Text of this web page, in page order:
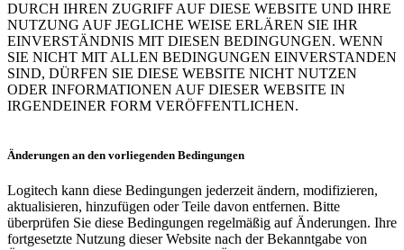
DURCH IHREN ZUGRIFF AUF DIESE WEBSITE UND IHRE
NUTZUNG AUF JEGLICHE WEISE ERLÄREN SIE IHR
EINVERSTÄNDNIS MIT DIESEN BEDINGUNGEN. WENN
SIE NICHT MIT ALLEN BEDINGUNGEN EINVERSTANDEN
SIND, DÜRFEN SIE DIESE WEBSITE NICHT NUTZEN
ODER INFORMATIONEN AUF DIESER WEBSITE IN
IRGENDEINER FORM VERÖFFENTLICHEN.
Änderungen an den vorliegenden Bedingungen
Logitech kann diese Bedingungen jederzeit ändern, modifizieren,
aktualisieren, hinzufügen oder Teile davon entfernen. Bitte
überprüfen Sie diese Bedingungen regelmäßig auf Änderungen. Ihre
fortgesetzte Nutzung dieser Website nach der Bekanntgabe von